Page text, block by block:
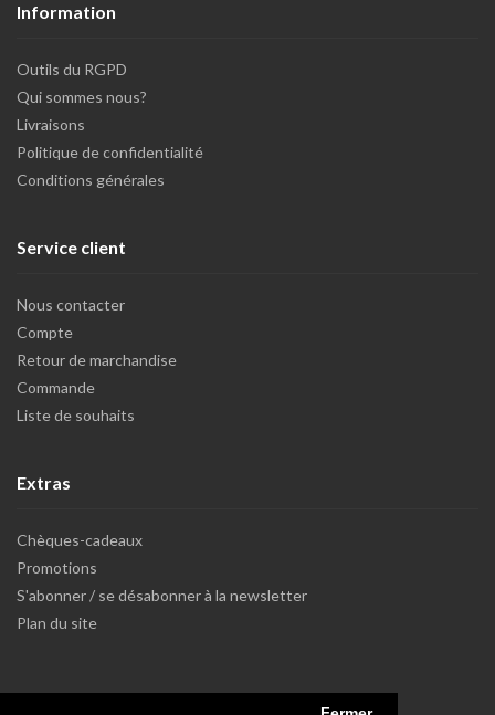
Information
Outils du RGPD
Qui sommes nous?
Livraisons
Politique de confidentialité
Conditions générales
Service client
Nous contacter
Compte
Retour de marchandise
Commande
Liste de souhaits
Extras
Chèques-cadeaux
Promotions
S'abonner / se désabonner à la newsletter
Plan du site